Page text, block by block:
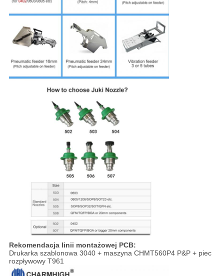
Rekomendacja linii montażowej PCB:
Drukarka szablonowa 3040 + maszyna CHMT560P4 P&P + piec
rozpływowy T961